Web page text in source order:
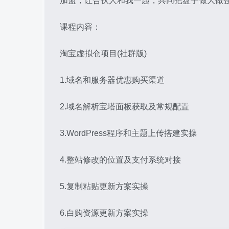
课程内容：
淘宝虚拟仓项目(社群版)
1.域名和服务器优惠购买渠道
2.域名解析宝塔面板获取及常规配置
3.WordPress程序和主题上传搭建实操
4.整站修改的位置及支付系统对接
5.复制粘贴更新方案实操
6.白购资源更新方案实操